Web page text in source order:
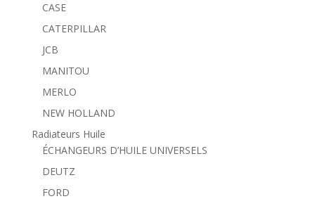
CASE
CATERPILLAR
JCB
MANITOU
MERLO
NEW HOLLAND
Radiateurs Huile
ÉCHANGEURS D’HUILE UNIVERSELS
DEUTZ
FORD